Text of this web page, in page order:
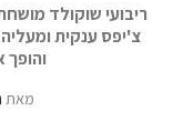
ריבועי שוקולד
צ'יפס ענקית
והופך
מאת